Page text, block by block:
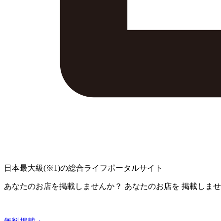
日本最大級(※1)の総合ライフポータルサイト
あなたのお店を掲載しませんか？ あなたのお店を 掲載しま